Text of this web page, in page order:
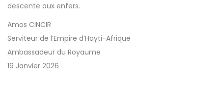
descente aux enfers.
Amos CINCIR
Serviteur de l’Empire d’Hayti-Afrique
Ambassadeur du Royaume
19 Janvier 2026